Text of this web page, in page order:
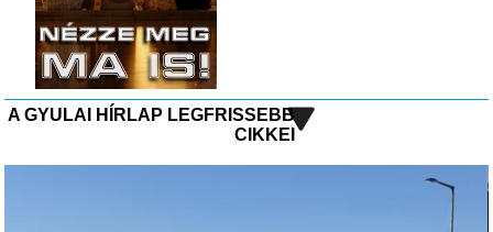
A GYULAI HÍRLAP LEGFRISSEBB
CIKKEI